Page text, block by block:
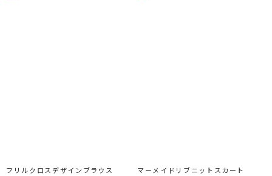
フリルクロスデザインブラウス
マーメイドリブニットスカート